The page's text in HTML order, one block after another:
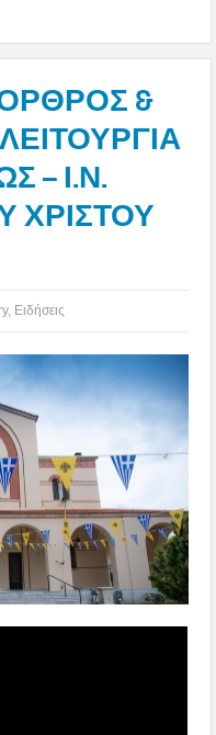
ΟΡΘΡΟΣ &
– Ι.Ν.
ΧΡΙΣΤΟΥ
, Ειδήσεις